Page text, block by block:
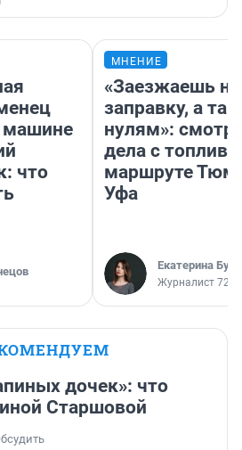
машине
что
МНЕНИЕ
«Заезжаешь на
заправку, а
нулям»:
дела с
маршруте
Уфа
Екатерина
Журналист
дочек»: что
Старшовой